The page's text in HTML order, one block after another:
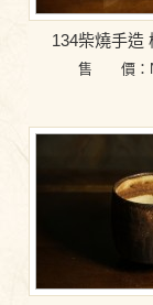
134柴燒手造
售 價：